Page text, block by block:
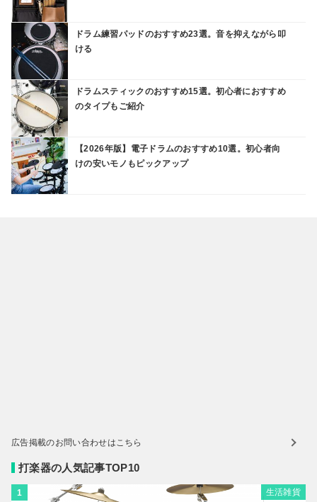
ドラム練習パッドのおすすめ23選。音を抑えながら叩
ける
ドラムスティックのおすすめ15選。初心者におすすめ
のタイプもご紹介
【2026年版】電子ドラムのおすすめ10選。初心者向
けの安いモノもピックアップ
広告掲載のお問い合わせはこちら
打楽器の人気記事TOP10
1 生活雑貨